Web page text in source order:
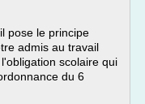
pose le principe
admis au travail
scolaire qui
du 6